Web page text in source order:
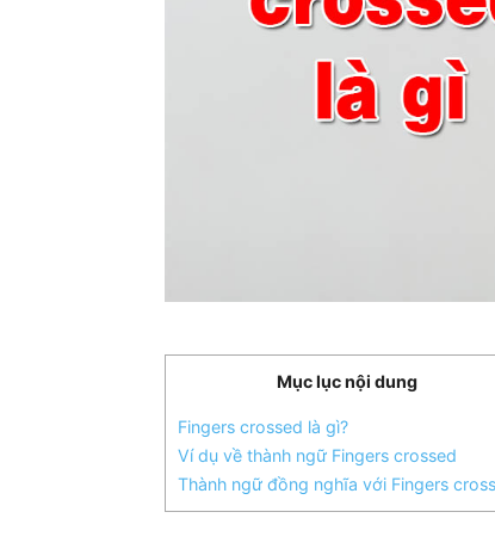
Mục lục nội dung
Fingers crossed là gì?
Ví dụ về thành ngữ Fingers crossed
Thành ngữ đồng nghĩa với Fingers